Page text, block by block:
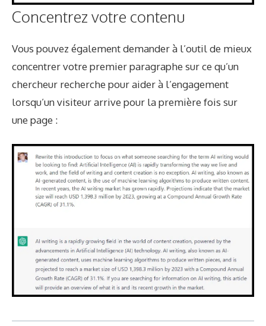
Concentrez votre contenu
Vous pouvez également demander à l’outil de mieux
concentrer votre premier paragraphe sur ce qu’un
chercheur recherche pour aider à l’engagement
lorsqu’un visiteur arrive pour la première fois sur
une page :